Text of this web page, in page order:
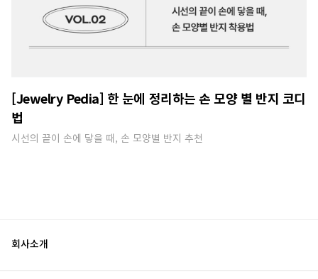
[Jewelry Pedia] 한 눈에 정리하는 손 모양 별 반지 코디
법
시선의 끝이 손에 닿을 때, 손 모양별 반지 추천
회사소개